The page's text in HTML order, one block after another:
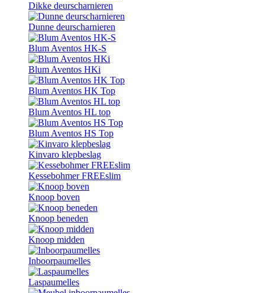
Dikke deurscharnieren
Dunne deurscharnieren
Blum Aventos HK-S
Blum Aventos HKi
Blum Aventos HK Top
Blum Aventos HL top
Blum Aventos HS Top
Kinvaro klepbeslag
Kessebohmer FREEslim
Knoop boven
Knoop beneden
Knoop midden
Inboorpaumelles
Laspaumelles